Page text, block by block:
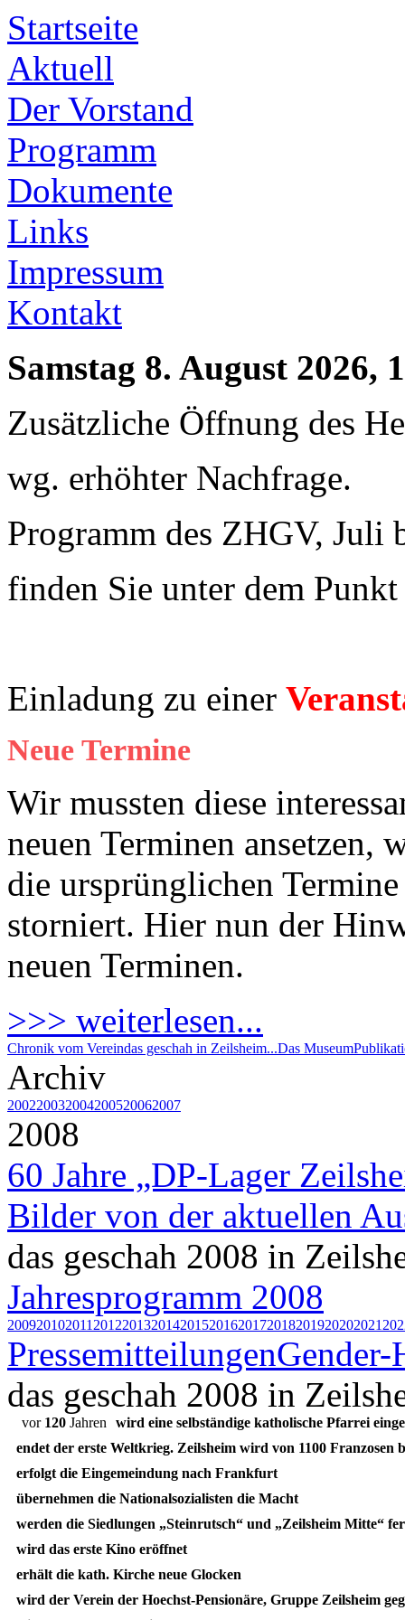
Startseite
Aktuell
Der Vorstand
Programm
Dokumente
Links
Impressum
Kontakt
Samstag 8. August 2026,
Zusätzliche Öffnung des
wg. erhöhter Nachfrage.
Programm des ZHGV, Juli
finden Sie unter dem
Einladung zu einer
Neue Termine
Wir mussten diese
neuen Terminen ansetzen,
die ursprünglichen
storniert. Hier nun der
neuen Terminen.
>>> weiterlesen...
Chronik vom Vereindas geschah in Zeilsheim...Das Museum
Archiv
200220032004200520062007
2008
60 Jahre „DP-Lager
Bilder von der aktuellen
das geschah 2008 in
Jahresprogramm 2008
200920102011 2012201320142015201620172018201920202021
Pressemitteilungen
das geschah 2008 in
vor 120 Jahren
wird eine selbständige katholische Pfarrei
endet der erste Weltkrieg. Zeilsheim wird von 1100 Franzosen
erfolgt die Eingemeindung nach Frankfurt
übernehmen die Nationalsozialisten die Macht
werden die Siedlungen „Steinrutsch“ und „Zeilsheim Mitte“
wird das erste Kino eröffnet
erhält die kath. Kirche neue Glocken
wird der Verein der Hoechst-Pensionäre, Gruppe Zeilsheim